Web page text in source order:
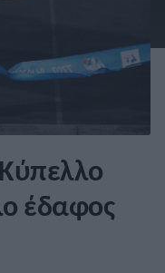
έδαφος